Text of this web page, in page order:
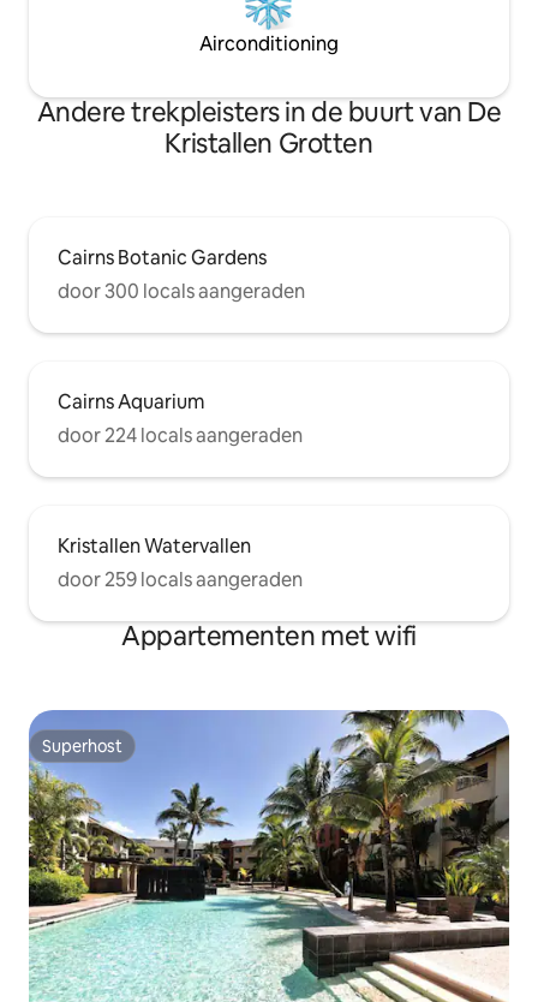
Airconditioning
Andere trekpleisters in de buurt van De
Kristallen Grotten
Cairns Botanic Gardens
door 300 locals aangeraden
Cairns Aquarium
door 224 locals aangeraden
Kristallen Watervallen
door 259 locals aangeraden
Appartementen met wifi
Superhost
Superhost